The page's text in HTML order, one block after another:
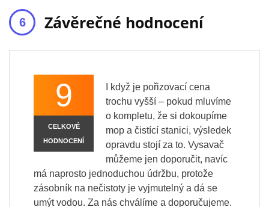
Závěrečné hodnocení
9
CELKOVÉ
HODNOCENÍ
I když je pořizovací cena
trochu vyšší – pokud mluvíme
o kompletu, že si dokoupíme
mop a čistící stanici, výsledek
opravdu stojí za to. Vysavač
můžeme jen doporučit, navíc
má naprosto jednoduchou údržbu, protože
zásobník na nečistoty je vyjmutelný a dá se
umýt vodou. Za nás chválíme a doporučujeme.